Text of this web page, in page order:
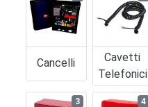
Cancelli
Cavetti
Telefonici
3 4